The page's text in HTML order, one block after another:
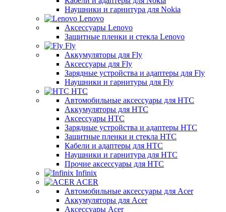
Наушники и гарнитура для Nokia
Lenovo
Аксессуары Lenovo
Защитные пленки и стекла Lenovo
Fly
Аккумуляторы для Fly
Аксессуары для Fly
Зарядные устройства и адаптеры для Fly
Наушники и гарнитуры для Fly
HTC
Автомобильные аксессуары для HTC
Аккумуляторы для HTC
Аксессуары HTC
Зарядные устройства и адаптеры HTC
Защитные пленки и стекла HTC
Кабели и адаптеры для HTC
Наушники и гарнитура для HTC
Прочие аксессуары для HTC
Infinix
ACER
Автомобильные аксессуары для Acer
Аккумуляторы для Acer
Аксессуары Acer